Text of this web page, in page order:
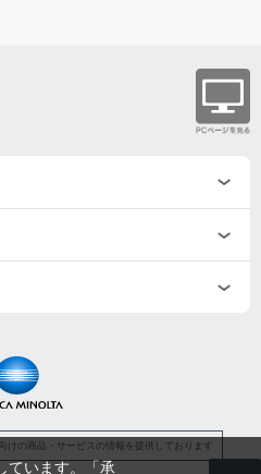
けの商品・サービスの情報を提供しております
ています。「承